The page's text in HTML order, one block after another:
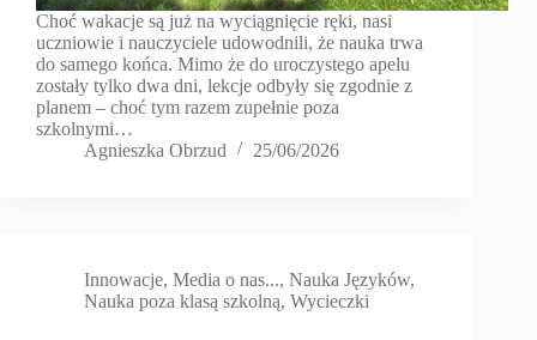
Choć wakacje są już na wyciągnięcie ręki, nasi
uczniowie i nauczyciele udowodnili, że nauka trwa
do samego końca. Mimo że do uroczystego apelu
zostały tylko dwa dni, lekcje odbyły się zgodnie z
planem – choć tym razem zupełnie poza
szkolnymi…
Agnieszka Obrzud
25/06/2026
Innowacje, Media o nas..., Nauka Języków,
Nauka poza klasą szkolną, Wycieczki